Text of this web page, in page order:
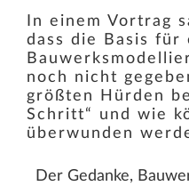
In einem Vortrag
dass die Basis für
noch nicht
größten Hürden
Schritt“ und wie
überwunden
Der Gedanke,